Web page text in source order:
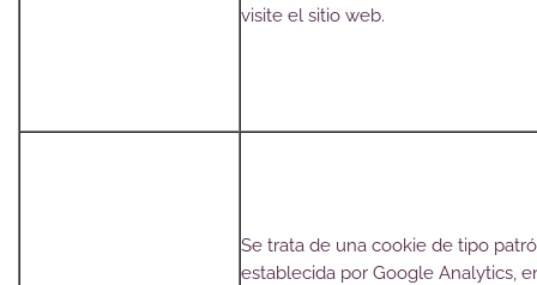
visite el sitio web.
Se trata de una cookie de tipo
establecida por Google Analytics,